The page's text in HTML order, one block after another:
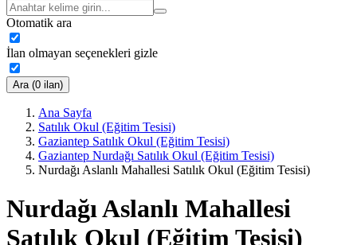
Otomatik ara
İlan olmayan seçenekleri gizle
Ara (0 ilan)
Ana Sayfa
Satılık Okul (Eğitim Tesisi)
Gaziantep Satılık Okul (Eğitim Tesisi)
Gaziantep Nurdağı Satılık Okul (Eğitim Tesisi)
Nurdağı Aslanlı Mahallesi Satılık Okul (Eğitim Tesisi)
Nurdağı Aslanlı Mahallesi
Satılık Okul (Eğitim Tesisi)